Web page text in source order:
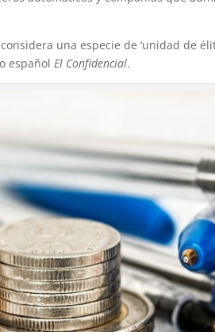
una especie de ‘unidad de
españolEl Confidencial.